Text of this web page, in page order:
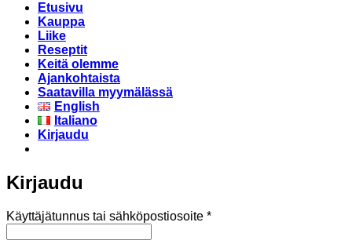
Etusivu
Kauppa
Liike
Reseptit
Keitä olemme
Ajankohtaista
Saatavilla myymälässä
English
Italiano
Kirjaudu
Kirjaudu
Käyttäjätunnus tai sähköpostiosoite *Vaaditaan